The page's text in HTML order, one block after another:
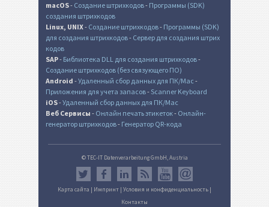
macOS- Создание штрихкодов- Программы (SDK)
создания штрихкодов
Linux, UNIX- Создание штрихкодов- Программы (SDK)
для создания штрихкодов- Сервер для создания штрих
кодов
SAP- Библиотека DLL для создания штрихкодов-
Создание штрихкодов (без связующего ПО)
Android -Удаленный сбор данных для ПК/Mac -
Приложения для учета запасов- Scanner Keyboard
iOS-Удаленный сбор данных для ПК/Mac
Веб Сервисы - Онлайн печать этикеток- Онлайн-
генератор штрихкодов- Генератор QR-кода
© TEC-IT Datenverarbeitung GmbH, Austria
Карта сайта | Импринт | Условия и конфиденциальность |
Контакты